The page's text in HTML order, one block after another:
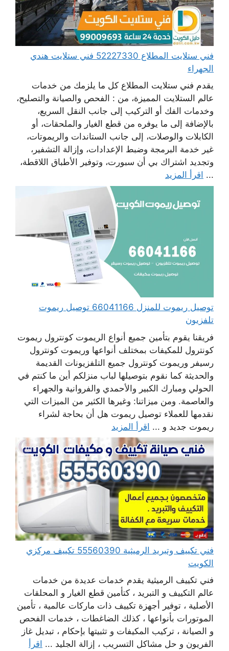
فني ستلايت المطلاع 52227330 فني ستلايت هندي
الجهراء
يقدم فني ستلايت المطلاع كل ما يلزمك من خدمات
عالم الستلايت المميزة، من : الفحص والصيانة والتصليح،
وخدمات الفك أو التركيب إلى جانب النقل السريع،
بالإضافة إلى ما يوفره من قطع الغيار والملحقات، أو
الكابلات والوصلات، إلى جانب الستاندات والريموتات،
غير خدمة البرمجة وضبط الإعدادات، وإزالة التشفير،
وتجديد اشتراك بي أن سبورت، وتوفير الأطباق اللاقطة،
... اقرأ المزيد
توصيل ريموت للمنزل 66041166 توصيل ريموت
تلفزيون
فريقنا يقوم بتأمين جميع أنواع الريموت كونترول ريموت
كونترول للمكيفات بمختلف أنواعها وريموت كونترول
رسيفر وريموت كونترول جميع التلفزيونات القديمة
والحديثة كما نقوم بتوصيلها لباب منزلكم أين ما كنتم في
الحولي ومبارك الكبير والأحمدي والفروانية والجهراء
والعاصمة. ومن ميزاتنا: وغيرها الكثير من الميزات التي
نقدمها للعملاء توصيل ريموت هل أن بحاجة لشراء
ريموت جديد و ... اقرأ المزيد
فني تكييف وتبريد الرميثية 55560390 تكييف مركزي
الكويت
فني تكييف الرميثية يقدم خدمات عديدة من خدمات
عالم التكييف و التبريد ، كتأمين قطع الغيار و المحلقات
الأصلية ، توفير أجهزة تكييف ذات ماركات عالمية ، تأمين
الموتورات بأنواعها ، كذلك الضاغطات ، خدمات الفحص
و الصيانة ، تركيب المكيفات و تثبيتها بإحكام ، تبديل غاز
الفريون و حل مشاكل التسريب ، إزالة الجليد ... اقرأ